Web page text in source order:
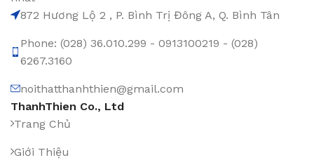
872 Hương Lộ 2 , P. Bình Trị Đông A, Q. Bình Tân
Phone: (028) 36.010.299 - 0913100219 - (028)
6267.3160
noithatthanhthien@gmail.com
ThanhThien Co., Ltd
Trang Chủ
Giới Thiệu